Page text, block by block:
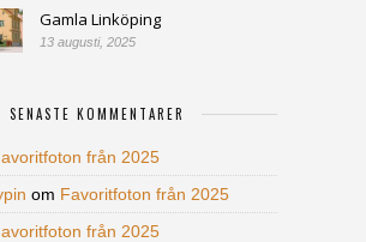
Gamla Linköping
13 augusti, 2025
SENASTE KOMMENTARER
från 2025
om Favoritfoton från 2025
från 2025